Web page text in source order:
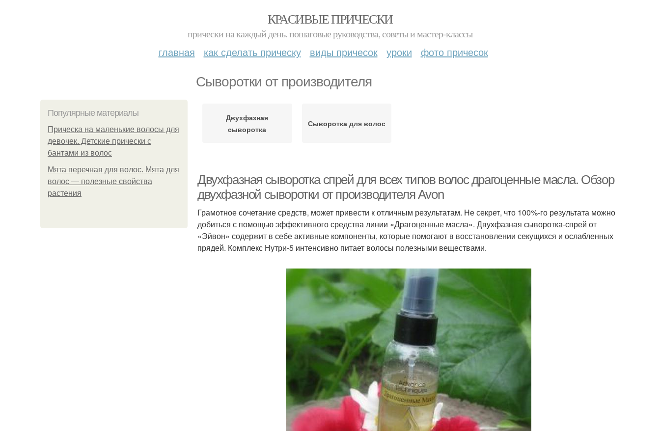
КРАСИВЫЕ ПРИЧЕСКИ
прически на каждый день. пошаговые руководства, советы и мастер-классы
главная как сделать прическу виды причесок уроки фото причесок
Сыворотки от производителя
Популярные материалы
Прическа на маленькие волосы для
девочек. Детские прически с
бантами из волос
Мята перечная для волос. Мята для
волос — полезные свойства
растения
Двухфазная
сыворотка
Сыворотка для волос
Двухфазная сыворотка спрей для всех типов волос драгоценные масла. Обзор
двухфазной сыворотки от производителя Avon
Грамотное сочетание средств, может привести к отличным результатам. Не секрет, что 100%-го результата можно
добиться с помощью эффективного средства линии «Драгоценные масла». Двухфазная сыворотка-спрей от
«Эйвон» содержит в себе активные компоненты, которые помогают в восстановлении секущихся и ослабленных
прядей. Комплекс Нутри-5 интенсивно питает волосы полезными веществами.